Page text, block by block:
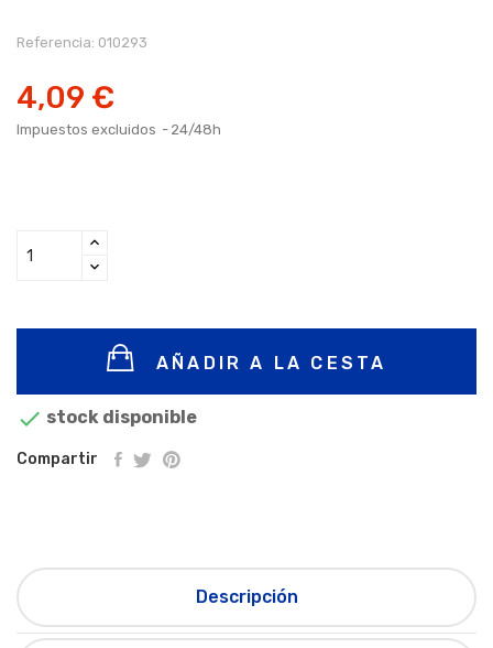
Referencia: 010293
4,09 €
Impuestos excluidos 24/48h
AÑADIR A LA CESTA
 stock disponible
Compartir
Descripción